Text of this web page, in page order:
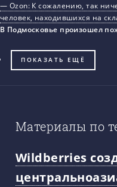
— Ozon: К сожалению, так
человек, находившихся на
В Подмосковье произошел
ПОКАЗАТЬ ЕЩЁ
Материалы по
Wildberries